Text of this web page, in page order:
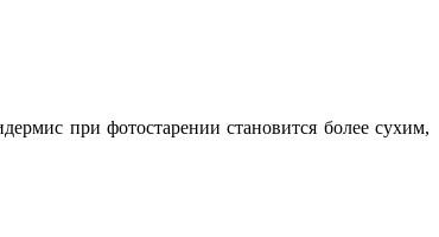
при фотостарении становится более сухим,